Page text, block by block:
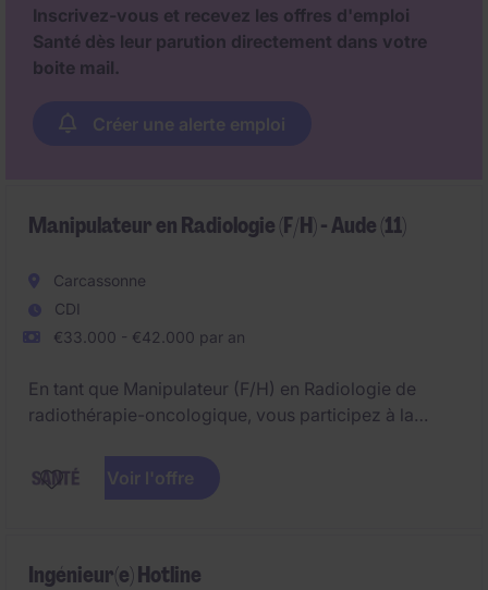
Inscrivez-vous et recevez les offres d'emploi
Santé dès leur parution directement dans votre
boite mail.
Créer une alerte emploi
Manipulateur en Radiologie (F/H) - Aude (11)
Carcassonne
CDI
€33.000 - €42.000 par an
En tant que Manipulateur (F/H) en Radiologie de
radiothérapie-oncologique, vous participez à la
exécution sous la responsabilité des médecins
radiothérapeutes.
et en Unité Fonctionnelle de Physique Médicale.
Voir l'offre
Ingénieur(e) Hotline